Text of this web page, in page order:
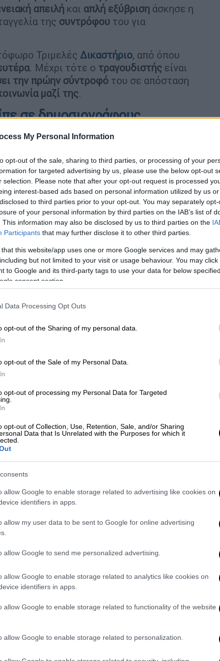
My Personal Information
opt-out of the sale, sharing to third parties, or processing of your
for targeted advertising by us, please use the below opt-out
selection. Please note that after your opt-out request is processed
interest-based ads based on personal information utilized by us
to third parties prior to your opt-out. You may separately
of your personal information by third parties on the IAB’s list of
This information may also be disclosed by us to third parties on the
Participants that may further disclose it to other third parties.
that this website/app uses one or more Google services and may
but not limited to your visit or usage behaviour. You may
to Google and its third-party tags to use your data for below
consent section.
Data Processing Opt Outs
opt-out of the Sharing of my personal data.
opt-out of the Sale of my Personal Data.
opt-out of processing my Personal Data for Targeted
opt-out of Collection, Use, Retention, Sale, and/or Sharing
Data that Is Unrelated with the Purposes for which it
allow Google to enable storage related to advertising like cookies on
identifiers in apps.
allow my user data to be sent to Google for online advertising
allow Google to send me personalized advertising.
allow Google to enable storage related to analytics like cookies on
identifiers in apps.
allow Google to enable storage related to functionality of the website
allow Google to enable storage related to personalization.
απειλή και απλή εξύβριση άσκησε η
της συντρόφου του για
Τριμελές Δικαστήριο, από όπου
. Μέχρι τότε ο τραγουδιστής είναι
την πρώην σύντροφό του σε απόσταση
μαζί της.
σε δημοσιογράφους
Ευελπίδωναπευθύνθηκε στους
«πώς ήταν το βράδυ σας στα
στον ίδιο τόνο«όπως ήταν το δικό σας
στο κρατητήριο μετά την καταγγελία
βία. ΗΒαρβάρα Κίρκη, υποστήριξε πως
τα μαλλιά, την χτύπησε και την έβρισε
ο κ.Απόστολος Λύτρας
του δέχτηκε βίαιη συμπεριφορά.
Αλέξης Κούγιας
φορά σε επαφή και ξέρω ότι υπάρχει
συμβεί. Σε τέτοιες περιπτώσεις λέμε
δήθεν την χτύπησαν δήθεν το ένα ή
περνάμε τα όρια», είπε ο κ. Λύτρας
βίας στο παρελθόν, δεν είναι το
και γι’ αυτά. Έχω φωτογραφία της
Προς το παρόν δεν έχει εξεταστεί από
σε μία λογική ότι μία γυναίκα
Για ποιόν λόγο να το κάνει; Έχει
τί συνέβη. Η μήνυση είναι ψευδέστατη,
χρήματα η κυρία του Θέμη Αδαμαντιδη.
να αποφύγει το αυτόφωρο, δεν την έχει
Αδαμαντίδη
τραγουδιστή, Αλέξης Κούγιας, ο οποίος
μαζί με τον δικηγόρο της έχουν
της». Επίσης, είπε πως το
ώρες που ο Θέμης Αδαμαντίδης
είναι καταλυτικό για αυτό και
του τραγουδιστή, για ψευδής